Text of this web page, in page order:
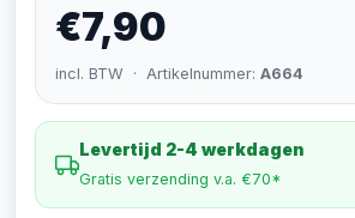
€7,90
incl. BTW · Artikelnummer: A664
Levertijd 2-4 werkdagen
Gratis verzending v.a. €70*